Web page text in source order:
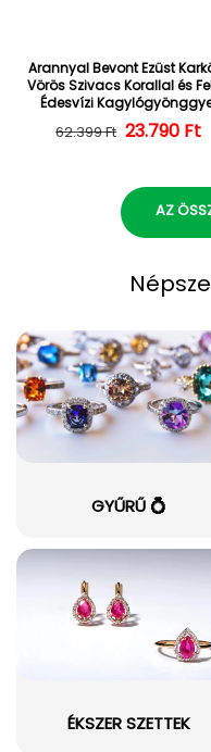
Arannyal Bevont Ezüst
Vörös Szivacs Korallal és
Édesvízi
Normál ár
62.399 Ft 23.790 Ft
AZ
GYŰRŰ 💍
ÉKSZER SZETTEK